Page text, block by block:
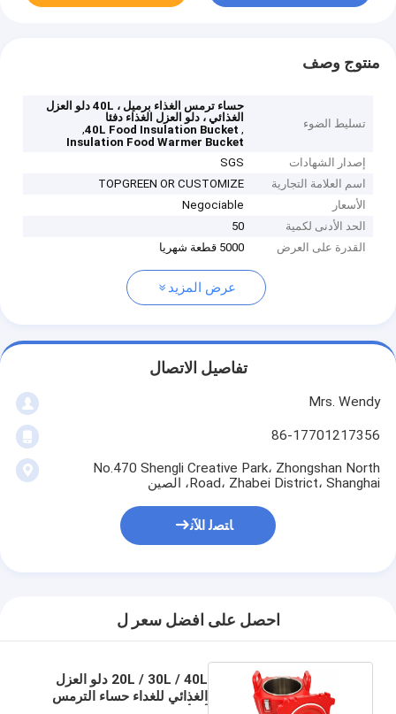
منتوج وصف
تسليط الضوء
حساء ترمس الغذاء برميل ، 40L دلو العزل
الغذائي ، دلو العزل الغذاء دفئا
,
40L Food Insulation Bucket
,
Insulation Food Warmer Bucket
إصدار الشهادات
SGS
اسم العلامة التجارية
TOPGREEN OR CUSTOMIZE
الأسعار
Negociable
الحد الأدنى لكمية
50
القدرة على العرض
5000 قطعة شهريا
عرض المزيد
تفاصيل الاتصال
Mrs. Wendy
86-17701217356
No.470 Shengli Creative Park، Zhongshan North
Road، Zhabei District، Shanghai، الصين
ﺎﺘﺼﻟ ﺍﻶﻧ
احصل على افضل سعر ل
20L / 30L / 40L دلو العزل
الغذائي للغداء حساء الترمس